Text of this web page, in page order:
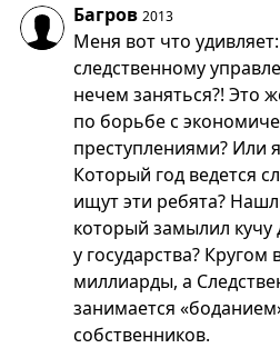
Багров 2013
Меня вот что
следственному
нечем заняться?! Это
по борьбе с
преступлениями? Или
Который год ведется
ищут эти ребята?
который замылил кучу
у государства? Кругом
миллиарды, а
занимается
собственников.